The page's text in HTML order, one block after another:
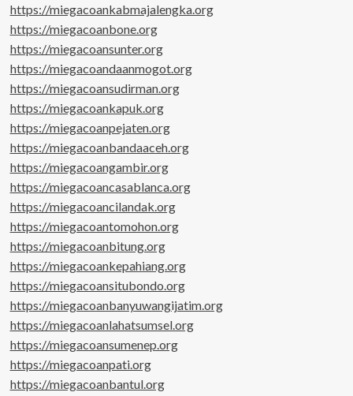
https://miegacoankabmajalengka.org
https://miegacoanbone.org
https://miegacoansunter.org
https://miegacoandaanmogot.org
https://miegacoansudirman.org
https://miegacoankapuk.org
https://miegacoanpejaten.org
https://miegacoanbandaaceh.org
https://miegacoangambir.org
https://miegacoancasablanca.org
https://miegacoancilandak.org
https://miegacoantomohon.org
https://miegacoanbitung.org
https://miegacoankepahiang.org
https://miegacoansitubondo.org
https://miegacoanbanyuwangijatim.org
https://miegacoanlahatsumsel.org
https://miegacoansumenep.org
https://miegacoanpati.org
https://miegacoanbantul.org